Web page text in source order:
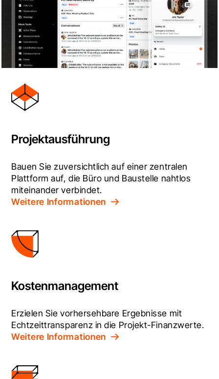
Projektausführung
Bauen Sie zuversichtlich auf einer zentralen
Plattform auf, die Büro und Baustelle nahtlos
miteinander verbindet.
Weitere Informationen
Kostenmanagement
Erzielen Sie vorhersehbare Ergebnisse mit
Echtzeittransparenz in die Projekt-Finanzwerte.
Weitere Informationen